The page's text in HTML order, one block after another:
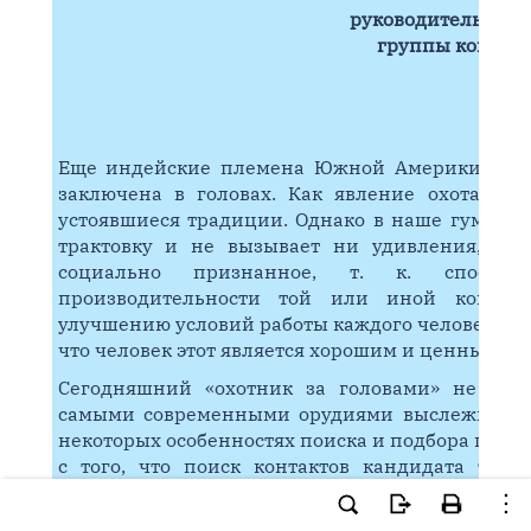
руководитель
группы
Еще индейские племена Южной Америки
заключена в головах. Как явление охота
устоявшиеся традиции. Однако в наше
трактовку и не вызывает ни удивления, ни
социально признанное, т. к.
производительности той или иной
улучшению условий работы каждого человека в
что человек этот является хорошим и ценным
Сегодняшний «охотник за головами» не
самыми современными орудиями
некоторых особенностях поиска и подбора
с того, что поиск контактов кандидата
связаться напрямую с интересующим лицом,
преграду в лице секретаря (как минимум). В